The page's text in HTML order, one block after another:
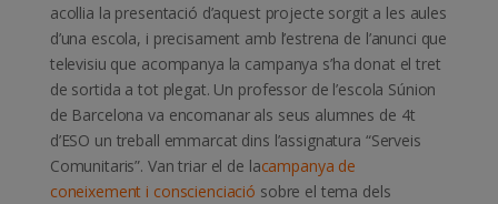
acollia la presentació d’aquest projecte sorgit a les aules
d’una escola, i precisament amb l’estrena de l’anunci que
televisiu que acompanya la campanya s’ha donat el tret
de sortida a tot plegat. Un professor de l’escola Súnion
de Barcelona va encomanar als seus alumnes de 4t
d’ESO un treball emmarcat dins l’assignatura “Serveis
Comunitaris”. Van triar el de lacampanya de
coneixement i conscienciació sobre el tema dels